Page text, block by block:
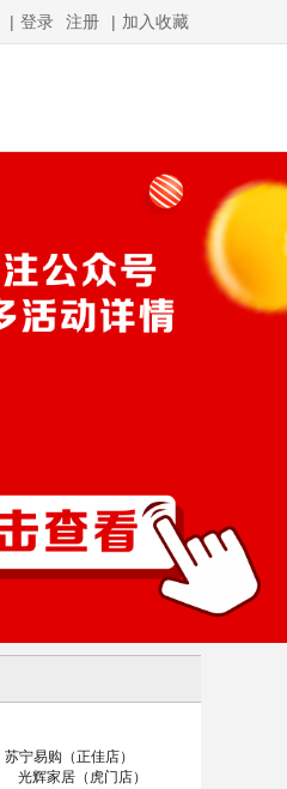
| 登录 注册 | 加入收藏
苏宁易购（正佳店）
光辉家居（虎门店）